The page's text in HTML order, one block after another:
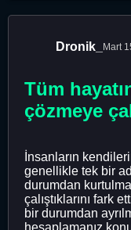
Dronik_ Mart
Tüm
çözmeye
İnsanların
genellikle tek bir
durumdan
çalıştıklarını fark
bir durumdan
hesaplamanız